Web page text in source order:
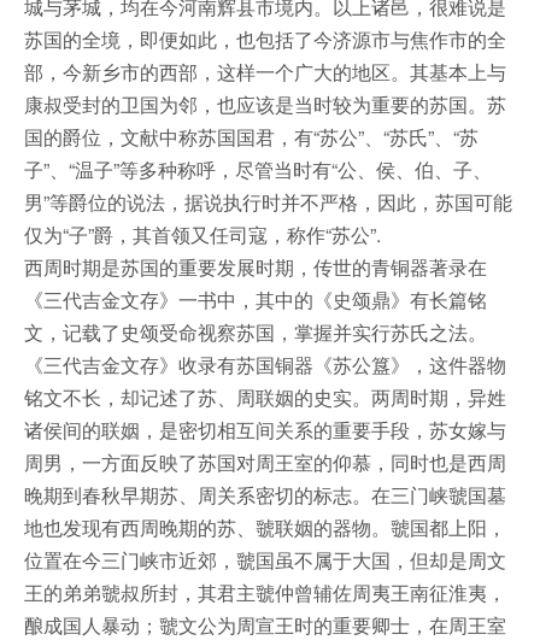
城与茅城，均在今河南辉县市境内。以上诸邑，很难说是
苏国的全境，即便如此，也包括了今济源市与焦作市的全
部，今新乡市的西部，这样一个广大的地区。其基本上与
康叔受封的卫国为邻，也应该是当时较为重要的苏国。苏
国的爵位，文献中称苏国国君，有“苏公”、“苏氏”、“苏
子”、“温子”等多种称呼，尽管当时有“公、侯、伯、子、
男”等爵位的说法，据说执行时并不严格，因此，苏国可能
仅为“子”爵，其首领又任司寇，称作“苏公”.
西周时期是苏国的重要发展时期，传世的青铜器著录在
《三代吉金文存》一书中，其中的《史颂鼎》有长篇铭
文，记载了史颂受命视察苏国，掌握并实行苏氏之法。
《三代吉金文存》收录有苏国铜器《苏公簋》，这件器物
铭文不长，却记述了苏、周联姻的史实。两周时期，异姓
诸侯间的联姻，是密切相互间关系的重要手段，苏女嫁与
周男，一方面反映了苏国对周王室的仰慕，同时也是西周
晚期到春秋早期苏、周关系密切的标志。在三门峡虢国墓
地也发现有西周晚期的苏、虢联姻的器物。虢国都上阳，
位置在今三门峡市近郊，虢国虽不属于大国，但却是周文
王的弟弟虢叔所封，其君主虢仲曾辅佐周夷王南征淮夷，
酿成国人暴动；虢文公为周宣王时的重要卿士，在周王室